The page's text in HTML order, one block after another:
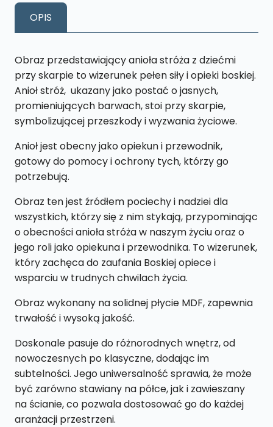
S25
19
cm
OPIS
Obraz przedstawiający anioła stróża z dziećmi
przy skarpie to wizerunek pełen siły i opieki boskiej.
Anioł stróż, ukazany jako postać o jasnych,
promieniujących barwach, stoi przy skarpie,
symbolizującej przeszkody i wyzwania życiowe.
Anioł jest obecny jako opiekun i przewodnik,
gotowy do pomocy i ochrony tych, którzy go
potrzebują.
Obraz ten jest źródłem pociechy i nadziei dla
wszystkich, którzy się z nim stykają, przypominając
o obecności anioła stróża w naszym życiu oraz o
jego roli jako opiekuna i przewodnika. To wizerunek,
który zachęca do zaufania Boskiej opiece i
wsparciu w trudnych chwilach życia.
Obraz wykonany na solidnej płycie MDF, zapewnia
trwałość i wysoką jakość.
Doskonale pasuje do różnorodnych wnętrz, od
nowoczesnych po klasyczne, dodając im
subtelności. Jego uniwersalność sprawia, że może
być zarówno stawiany na półce, jak i zawieszany
na ścianie, co pozwala dostosować go do każdej
aranżacji przestrzeni.